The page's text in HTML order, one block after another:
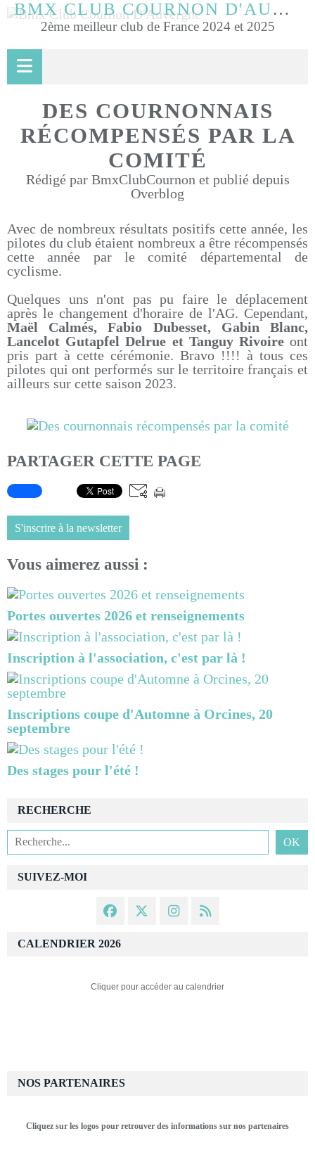
BMX CLUB COURNON D'AUVERGNE
2ème meilleur club de France 2024 et 2025
DES COURNONNAIS
RÉCOMPENSÉS PAR LA
COMITÉ
Rédigé par BmxClubCournon et publié depuis
Overblog
Avec de nombreux résultats positifs cette année, les
pilotes du club étaient nombreux a être récompensés
cette année par le comité départemental de
cyclisme.
Quelques uns n'ont pas pu faire le déplacement
après le changement d'horaire de l'AG. Cependant,
Maël Calmés, Fabio Dubesset, Gabin Blanc,
Lancelot Gutapfel Delrue et Tanguy Rivoire ont
pris part à cette cérémonie. Bravo !!!! à tous ces
pilotes qui ont performés sur le territoire français et
ailleurs sur cette saison 2023.
PARTAGER CETTE PAGE
S'inscrire à la newsletter
Vous aimerez aussi :
Portes ouvertes 2026 et renseignements
Inscription à l'association, c'est par là !
Inscriptions coupe d'Automne à Orcines, 20
septembre
Des stages pour l'été !
SUIVEZ-MOI
RECHERCHE
CALENDRIER 2026
Cliquer pour accéder au calendrier
NOS PARTENAIRES
Cliquez sur les logos pour retrouver des informations sur nos partenaires